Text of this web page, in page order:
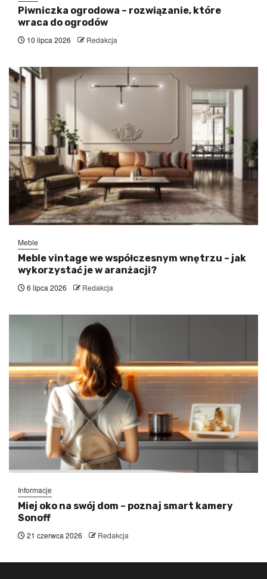
Piwniczka ogrodowa – rozwiązanie, które
wraca do ogrodów
10 lipca 2026 Redakcja
Meble
Meble vintage we współczesnym wnętrzu – jak
wykorzystać je w aranżacji?
6 lipca 2026 Redakcja
Informacje
Miej oko na swój dom – poznaj smart kamery
Sonoff
21 czerwca 2026 Redakcja